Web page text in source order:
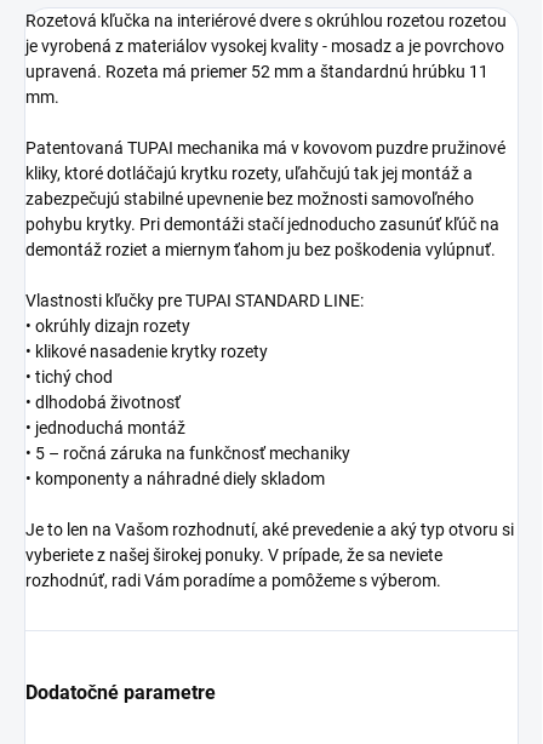
Rozetová kľučka na interiérové dvere s okrúhlou rozetou rozetou
je vyrobená z materiálov vysokej kvality - mosadz a je povrchovo
upravená. Rozeta má priemer 52 mm a štandardnú hrúbku 11
mm.
Patentovaná TUPAI mechanika má v kovovom puzdre pružinové
kliky, ktoré dotláčajú krytku rozety, uľahčujú tak jej montáž a
zabezpečujú stabilné upevnenie bez možnosti samovoľného
pohybu krytky. Pri demontáži stačí jednoducho zasunúť kľúč na
demontáž roziet a miernym ťahom ju bez poškodenia vylúpnuť.
Vlastnosti kľučky pre TUPAI STANDARD LINE:
• okrúhly dizajn rozety
• klikové nasadenie krytky rozety
• tichý chod
• dlhodobá životnosť
• jednoduchá montáž
• 5 – ročná záruka na funkčnosť mechaniky
• komponenty a náhradné diely skladom
Je to len na Vašom rozhodnutí, aké prevedenie a aký typ otvoru si
vyberiete z našej širokej ponuky. V prípade, že sa neviete
rozhodnúť, radi Vám poradíme a pomôžeme s výberom.
Dodatočné parametre